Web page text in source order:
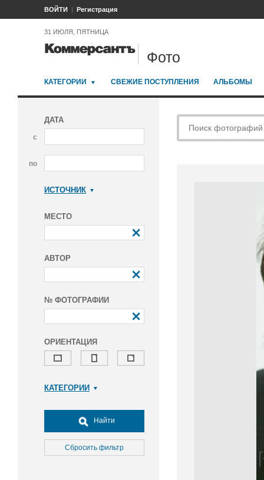
ВОЙТИ Регистрация
31 ИЮЛЯ, ПЯТНИЦА
Фото
КАТЕГОРИИ СВЕЖИЕ ПОСТУПЛЕНИЯ АЛЬБОМЫ
ДАТА
с
по
ИСТОЧНИК
МЕСТО
АВТОР
№ ФОТОГРАФИИ
ОРИЕНТАЦИЯ
КАТЕГОРИИ
Досуг, туризм и отдых
Культура
Медицина
Найти
Сбросить фильтр